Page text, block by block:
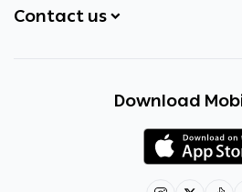
Contact us
+966531828315
decora6586@gmail.com
Download